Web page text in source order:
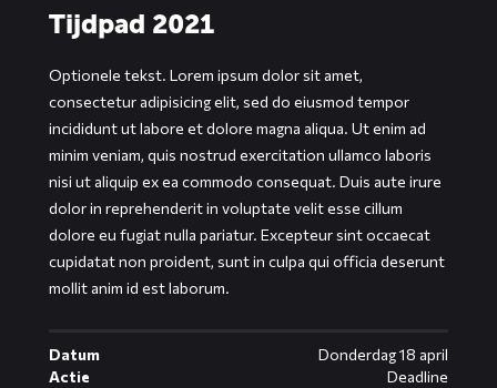
Tijdpad 2021
Optionele tekst. Lorem ipsum dolor sit amet,
consectetur adipisicing elit, sed do eiusmod tempor
incididunt ut labore et dolore magna aliqua. Ut enim ad
minim veniam, quis nostrud exercitation ullamco laboris
nisi ut aliquip ex ea commodo consequat. Duis aute irure
dolor in reprehenderit in voluptate velit esse cillum
dolore eu fugiat nulla pariatur. Excepteur sint occaecat
cupidatat non proident, sunt in culpa qui officia deserunt
mollit anim id est laborum.
Datum
Donderdag 18 april
Actie
Deadline